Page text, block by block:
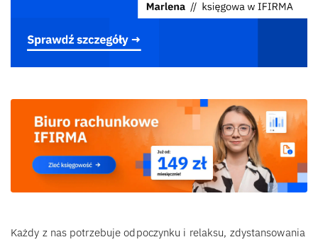
Każdy z nas potrzebuje odpoczynku i relaksu, zdystansowania